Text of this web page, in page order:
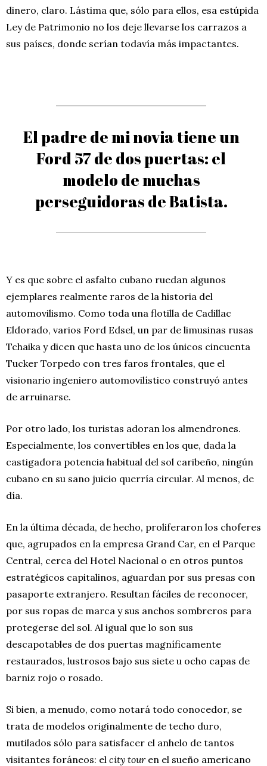
dinero, claro. Lástima que, sólo para ellos, esa estúpida
Ley de Patrimonio no los deje llevarse los carrazos a
sus países, donde serían todavía más impactantes.
El padre de mi novia tiene un
Ford 57 de dos puertas: el
modelo de muchas
perseguidoras de Batista.
Y es que sobre el asfalto cubano ruedan algunos
ejemplares realmente raros de la historia del
automovilismo. Como toda una flotilla de Cadillac
Eldorado, varios Ford Edsel, un par de limusinas rusas
Tchaika y dicen que hasta uno de los únicos cincuenta
Tucker Torpedo con tres faros frontales, que el
visionario ingeniero automovilístico construyó antes
de arruinarse.
Por otro lado, los turistas adoran los almendrones.
Especialmente, los convertibles en los que, dada la
castigadora potencia habitual del sol caribeño, ningún
cubano en su sano juicio querría circular. Al menos, de
día.
En la última década, de hecho, proliferaron los choferes
que, agrupados en la empresa Grand Car, en el Parque
Central, cerca del Hotel Nacional o en otros puntos
estratégicos capitalinos, aguardan por sus presas con
pasaporte extranjero. Resultan fáciles de reconocer,
por sus ropas de marca y sus anchos sombreros para
protegerse del sol. Al igual que lo son sus
descapotables de dos puertas magníficamente
restaurados, lustrosos bajo sus siete u ocho capas de
barniz rojo o rosado.
Si bien, a menudo, como notará todo conocedor, se
trata de modelos originalmente de techo duro,
mutilados sólo para satisfacer el anhelo de tantos
visitantes foráneos: el city touren el sueño americano